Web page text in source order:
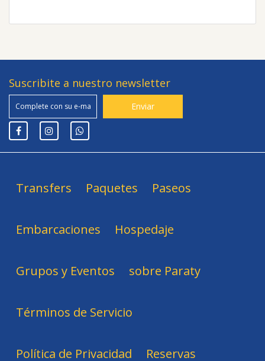
Suscribite a nuestro newsletter
Transfers Paquetes Paseos
Embarcaciones Hospedaje
Grupos y Eventos sobre Paraty
Términos de Servicio
Política de Privacidad Reservas